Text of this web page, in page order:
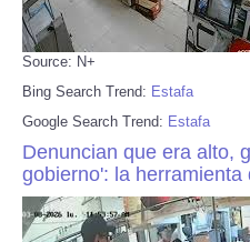
Source: N+
Bing Search Trend: Estafa
Google Search Trend: Estafa
Denuncian que era alto,
gobierno': la